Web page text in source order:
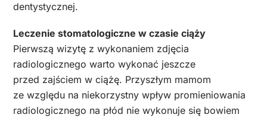
dentystycznej.
Leczenie stomatologiczne w czasie ciąży
Pierwszą wizytę z wykonaniem zdjęcia
radiologicznego warto wykonać jeszcze
przed zajściem w ciążę. Przyszłym mamom
ze względu na niekorzystny wpływ promieniowania
radiologicznego na płód nie wykonuje się bowiem